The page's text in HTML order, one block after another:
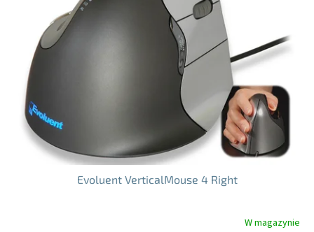
Evoluent VerticalMouse 4 Right
W magazynie